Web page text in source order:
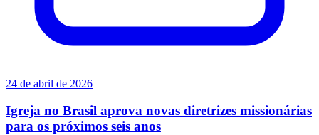
24 de abril de 2026
Igreja no Brasil aprova novas diretrizes missionárias
para os próximos seis anos